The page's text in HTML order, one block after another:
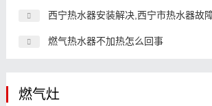
西宁热水器安装解决,西宁市热水器故
燃气热水器不加热怎么回事
燃气灶